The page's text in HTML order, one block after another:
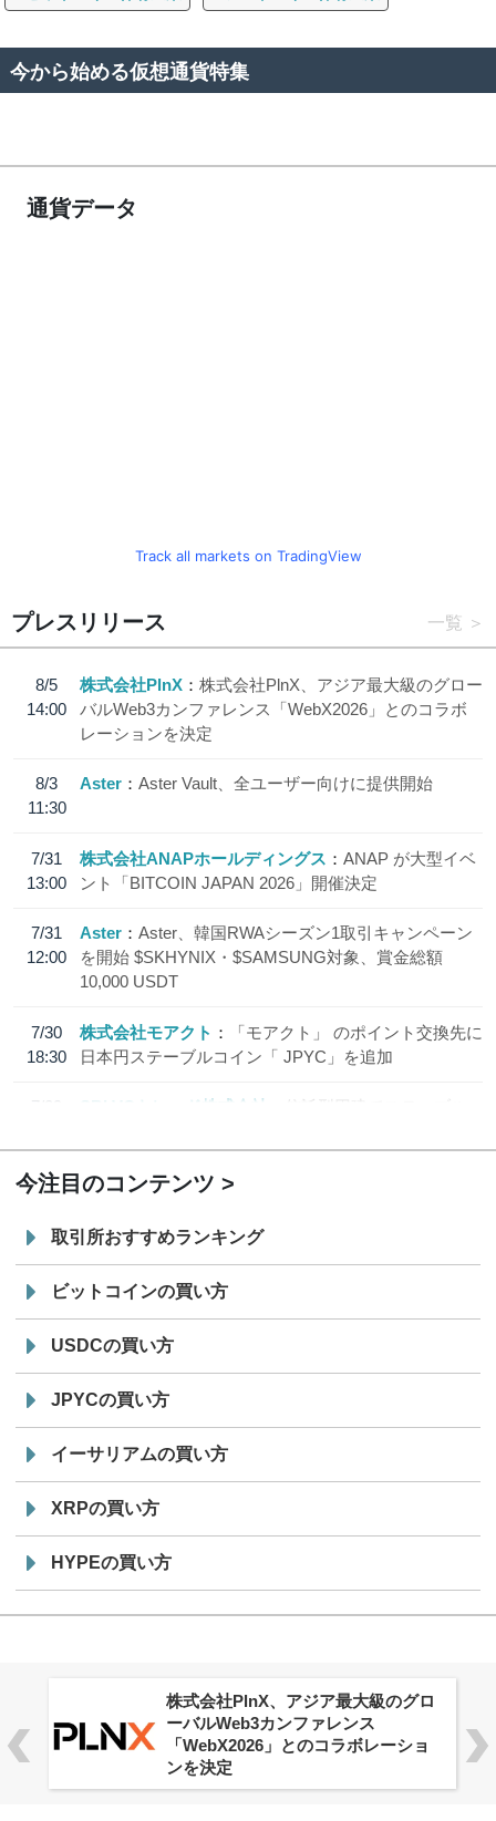
今から始める仮想通貨特集
通貨データ
Track all markets on TradingView
プレスリリース 一覧
8/5
14:00
株式会社PlnX
株式会社PlnX、アジア最大級のグロー
バルWeb3カンファレンス「WebX2026」とのコラボ
レーションを決定
8/3
11:30
Aster Aster Vault、全ユーザー向けに提供開始
7/31
13:00
株式会社ANAPホールディングス
ANAP が大型イベ
ント「BITCOIN JAPAN 2026」開催決定
7/31
12:00
Aster
Aster、韓国RWAシーズン1取引キャンペーン
を開始 $SKHYNIX・$SAMSUNG対象、賞金総額
10,000 USDT
7/30
18:30
株式会社モアクト
「モアクト」 のポイント交換先に
日本円ステーブルコイン「 JPYC」を追加
7/29
SBI VCトレード株式会社
信託型円建てステーブル
今注目のコンテンツ
取引所おすすめランキング
ビットコインの買い方
USDCの買い方
JPYCの買い方
イーサリアムの買い方
XRPの買い方
HYPEの買い方
株式会社PlnX、アジア最大級のグロ
ーバルWeb3カンファレンス
「WebX2026」とのコラボレーショ
ンを決定